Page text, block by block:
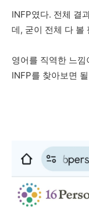
INFP였다. 전체 결
데, 굳이 전체 다 볼
영어를 직역한 느
INFP를 찾아보면